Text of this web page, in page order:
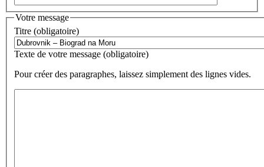
Votre message
Titre (obligatoire)
Texte de votre message (obligatoire)
Pour créer des paragraphes, laissez simplement des lignes vides.